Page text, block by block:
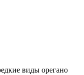
виды орегано